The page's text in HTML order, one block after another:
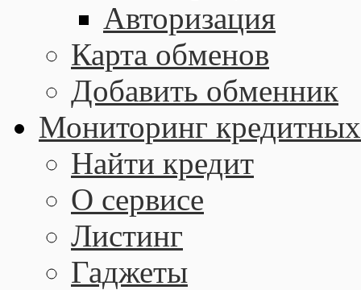
Авторизация
Карта обменов
Добавить обменник
Мониторинг кредитных
Найти кредит
О сервисе
Листинг
Гаджеты